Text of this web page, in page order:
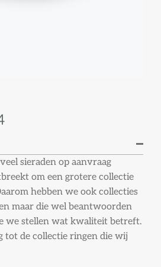
sieraden op aanvraag
om een grotere collectie
hebben we ook collecties
maar die wel beantwoorden
we stellen wat kwaliteit betreft.
tot de collectie ringen die wij